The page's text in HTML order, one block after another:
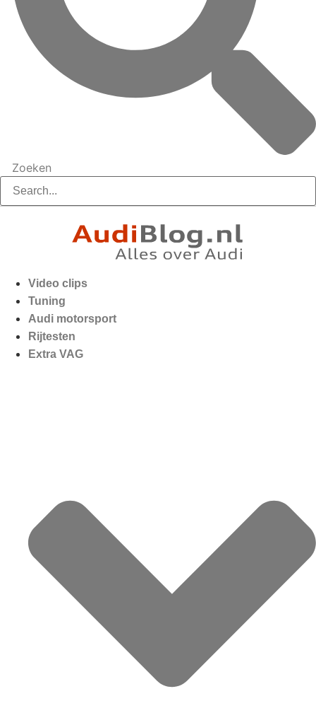
Zoeken
Video clips
Tuning
Audi motorsport
Rijtesten
Extra VAG